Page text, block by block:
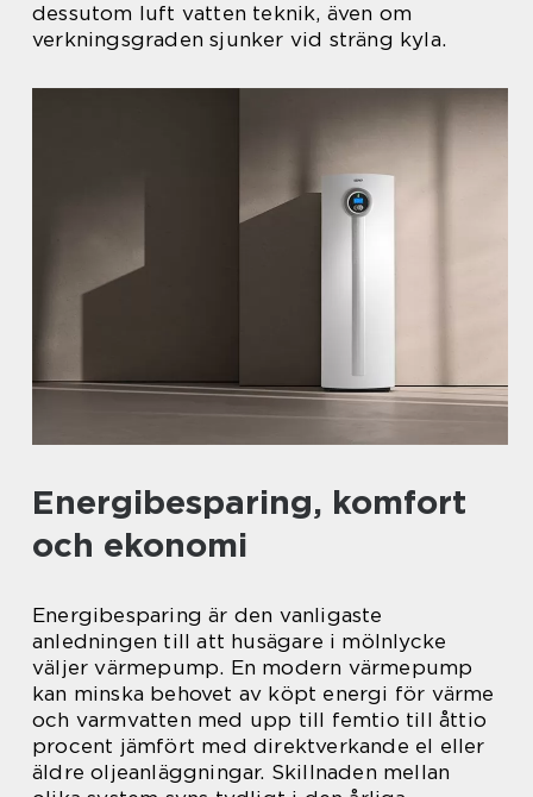
dessutom luft vatten teknik, även om
verkningsgraden sjunker vid sträng kyla.
Energibesparing, komfort
och ekonomi
Energibesparing är den vanligaste
anledningen till att husägare i mölnlycke
väljer värmepump. En modern värmepump
kan minska behovet av köpt energi för värme
och varmvatten med upp till femtio till åttio
procent jämfört med direktverkande el eller
äldre oljeanläggningar. Skillnaden mellan